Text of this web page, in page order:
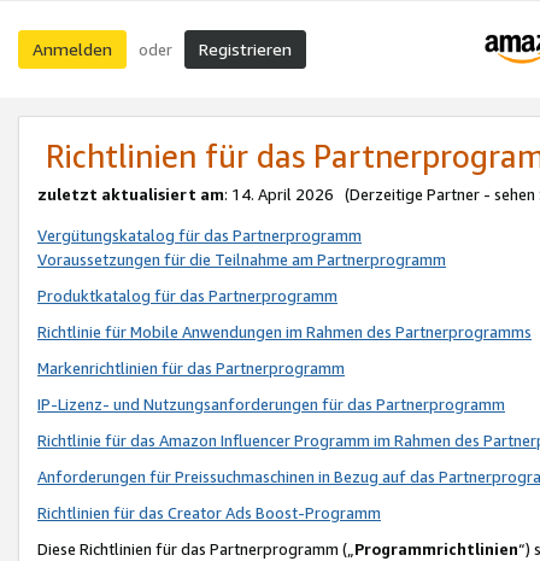
Anmelden oder Registrieren
Richtlinien für das
zuletzt aktualisiert am: 14. April 2026 (Derzeitige Partner - sehen
Vergütungskatalog für das Partnerprogramm
Voraussetzungen für die Teilnahme am Partnerprogramm
Produktkatalog für das Partnerprogramm
Richtlinie für Mobile Anwendungen im Rahmen des Partnerprogramms
Markenrichtlinien für das Partnerprogramm
IP-Lizenz- und Nutzungsanforderungen für das Partnerprogramm
Richtlinie für das Amazon Influencer Programm im Rahmen des
Anforderungen für Preissuchmaschinen in Bezug auf das
Richtlinien für das Creator Ads Boost-Programm
Diese Richtlinien für das Partnerprogramm („Programmrichtlinien“)